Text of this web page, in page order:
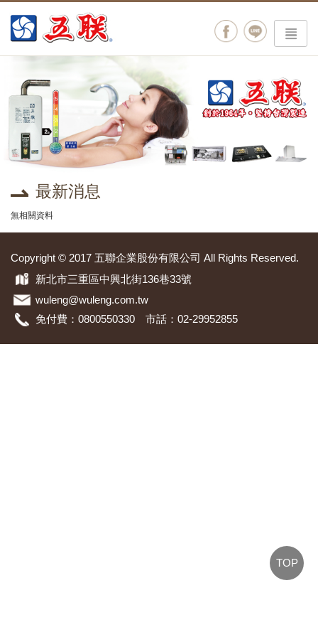
menu
最新消息
無相關資料
Copyright © 2017 五聯企業股份有限公司 All Rights Reserved.
新北市三重區中興北街136巷33號
wuleng@wuleng.com.tw
免付費：0800550330 市話：02-29952855
TOP